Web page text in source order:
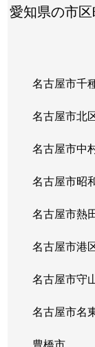
明大寺町
明大寺町
明大寺町
明大寺町
明大寺本町
六名本町
矢作町
矢作町
矢作町
矢作町
愛知県の市
名古屋市千
名古屋市北
名古屋市中
名古屋市昭
名古屋市熱
名古屋市港
名古屋市守
名古屋市名